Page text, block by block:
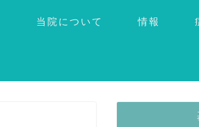
当院について 情報